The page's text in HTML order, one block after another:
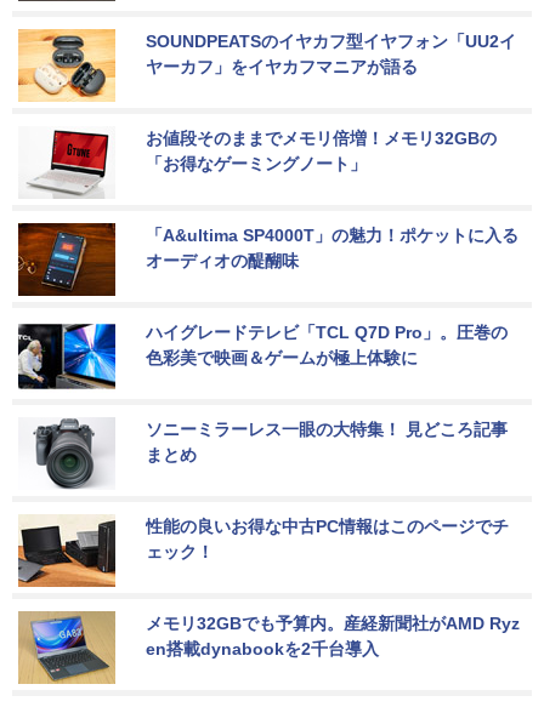
SOUNDPEATSのイヤカフ型イヤフォン「UU2イ
ヤーカフ」をイヤカフマニアが語る
お値段そのままでメモリ倍増！メモリ32GBの
「お得なゲーミングノート」
「A&ultima SP4000T」の魅力！ポケットに入る
オーディオの醍醐味
ハイグレードテレビ「TCL Q7D Pro」。圧巻の
色彩美で映画＆ゲームが極上体験に
ソニーミラーレス一眼の大特集！ 見どころ記事
まとめ
性能の良いお得な中古PC情報はこのページでチ
ェック！
メモリ32GBでも予算内。産経新聞社がAMD Ryz
en搭載dynabookを2千台導入